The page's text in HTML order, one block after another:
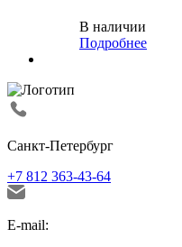
В наличии
Подробнее
Санкт-Петербург
+7 812 363-43-64
E-mail: